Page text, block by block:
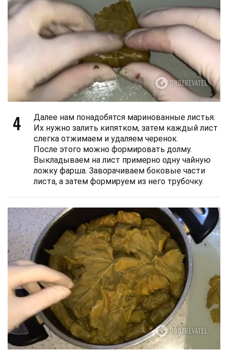
4
Далее нам понадобятся маринованные листья.
Их нужно залить кипятком, затем каждый лист
слегка отжимаем и удаляем черенок.
После этого можно формировать долму.
Выкладываем на лист примерно одну чайную
ложку фарша. Заворачиваем боковые части
листа, а затем формируем из него трубочку.